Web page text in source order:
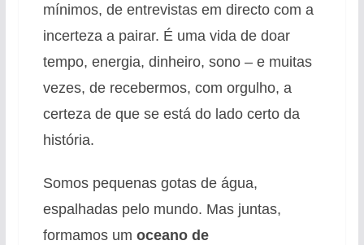
mínimos, de entrevistas em directo com a
incerteza a pairar. É uma vida de doar
tempo, energia, dinheiro, sono – e muitas
vezes, de recebermos, com orgulho, a
certeza de que se está do lado certo da
história.
Somos pequenas gotas de água,
espalhadas pelo mundo. Mas juntas,
formamos um oceano de